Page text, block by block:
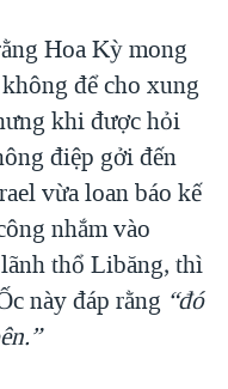
THẮNG CUỘC'
NAM
VIỆT NAM
HẢI SÂM
Hoa Kỳ mong
để cho xung
khi được hỏi
điệp gởi đến
vừa loan báo kế
nhắm vào
thổ Libăng, thì
này đáp rằng “đó